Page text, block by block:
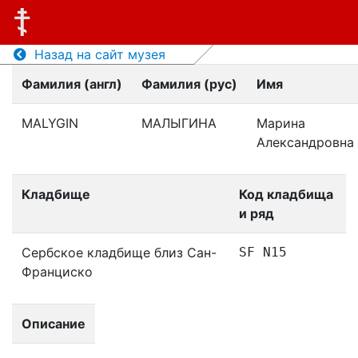
Назад на сайт музея
Фамилия (англ)
Фамилия (рус) Имя
MALYGIN МАЛЫГИНА
Марина
Александровна
Кладбище
Код кладбища
и ряд
Сербское кладбище близ Сан-
Франциско
SF N15
Описание